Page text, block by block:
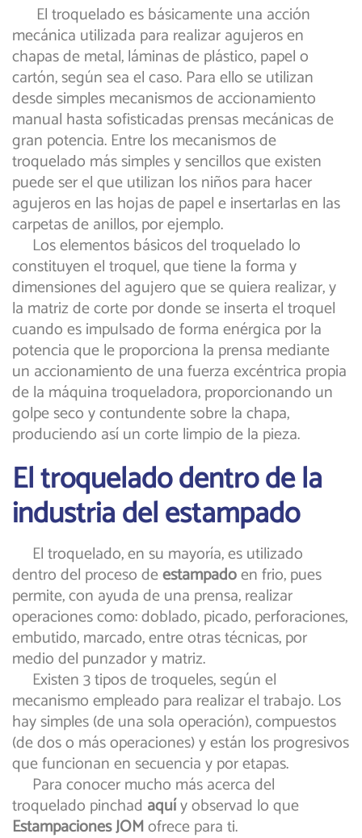
El troquelado es básicamente una acción
mecánica utilizada para realizar agujeros en
chapas de metal, láminas de plástico, papel o
cartón, según sea el caso. Para ello se utilizan
desde simples mecanismos de accionamiento
manual hasta sofisticadas prensas mecánicas de
gran potencia. Entre los mecanismos de
troquelado más simples y sencillos que existen
puede ser el que utilizan los niños para hacer
agujeros en las hojas de papel e insertarlas en las
carpetas de anillos, por ejemplo.
Los elementos básicos del troquelado lo
constituyen el troquel, que tiene la forma y
dimensiones del agujero que se quiera realizar, y
la matriz de corte por donde se inserta el troquel
cuando es impulsado de forma enérgica por la
potencia que le proporciona la prensa mediante
un accionamiento de una fuerza excéntrica propia
de la máquina troqueladora, proporcionando un
golpe seco y contundente sobre la chapa,
produciendo así un corte limpio de la pieza.
El troquelado dentro de la
industria del estampado
El troquelado, en su mayoría, es utilizado
dentro del proceso deestampadoenfrio, pues
permite, con ayuda de una prensa, realizar
operaciones como: doblado, picado, perforaciones,
embutido, marcado, entre otras técnicas, por
medio del punzador y matriz.
Existen 3 tipos de troqueles, según el
mecanismo empleado para realizar el trabajo. Los
hay simples (de una sola operación), compuestos
(de dos o más operaciones) y están los progresivos
que funcionan en secuencia y por etapas.
Para conocer mucho más acerca del
troquelado pinchad aquíy observad lo que
EstampacionesJOMofrece para ti.